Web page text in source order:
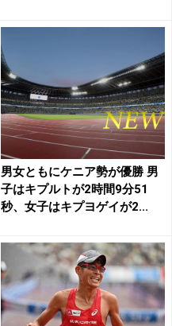
男女ともにケニア勢が優勝 男
子はキプルトが2時間9分51
秒、女子はキプヨゲイが2...